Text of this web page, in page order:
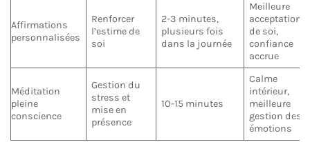
Affirmations
personnalisées
Renforcer
l’estime de
soi
2-3 minutes,
plusieurs fois
dans la journée
Meilleure
acceptation
de soi,
confiance
accrue
Méditation
pleine
conscience
Gestion du
stress et
mise en
présence
10-15 minutes
Calme
intérieur,
meilleure
gestion des
émotions